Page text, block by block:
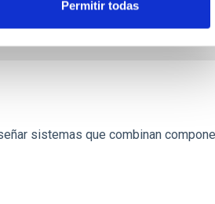
Permitir todas
sistemas que combinan